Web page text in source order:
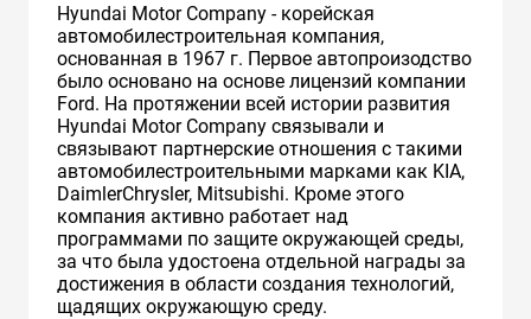
Hyundai Motor Company - корейская
автомобилестроительная компания,
основанная в 1967 г. Первое автопроизодство
было основано на основе лицензий компании
Ford. На протяжении всей истории развития
Hyundai Motor Company связывали и
связывают партнерские отношения с такими
автомобилестроительными марками как KIA,
DaimlerChrysler, Mitsubishi. Кроме этого
компания активно работает над
программами по защите окружающей среды,
за что была удостоена отдельной награды за
достижения в области создания технологий,
щадящих окружающую среду.